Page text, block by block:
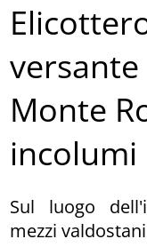
Monte
incolumi
Sul luogo
mezzi